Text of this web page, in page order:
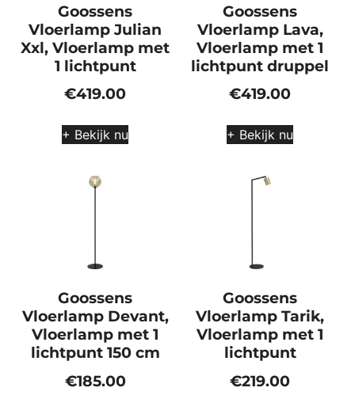
Goossens
Vloerlamp Julian
Xxl, Vloerlamp met
1 lichtpunt
€419.00
+ Bekijk nu
Goossens
Vloerlamp Lava,
Vloerlamp met 1
lichtpunt druppel
€419.00
+ Bekijk nu
Goossens
Vloerlamp Devant,
Vloerlamp met 1
lichtpunt 150 cm
€185.00
Goossens
Vloerlamp Tarik,
Vloerlamp met 1
lichtpunt
€219.00